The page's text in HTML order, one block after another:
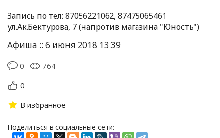
Запись по тел: 87056221062, 87475065461
ул.Ак.Бектурова, 7 (напротив магазина "Юность")
Афиша :: 6 июня 2018 13:39
0
764
0
В избранное
Поделиться в социальные сети: